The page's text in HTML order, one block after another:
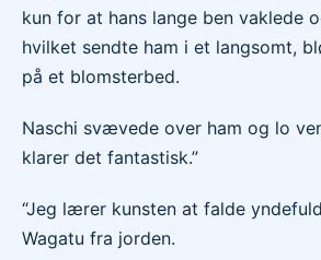
kun for at hans lange ben vaklede
hvilket sendte ham i et langsomt,
på et blomsterbed.
Naschi svævede over ham og lo
klarer det fantastisk.”
“Jeg lærer kunsten at falde
Wagatu fra jorden.